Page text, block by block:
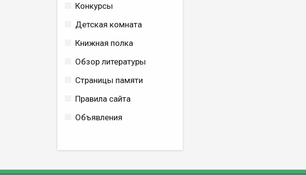
Конкурсы
Детская комната
Книжная полка
Обзор литературы
Страницы памяти
Правила сайта
Объявления